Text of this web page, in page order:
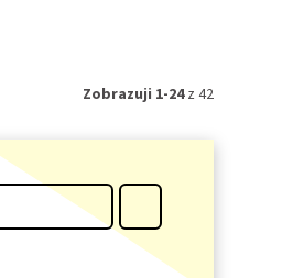
Zobrazuji 1-24z 42